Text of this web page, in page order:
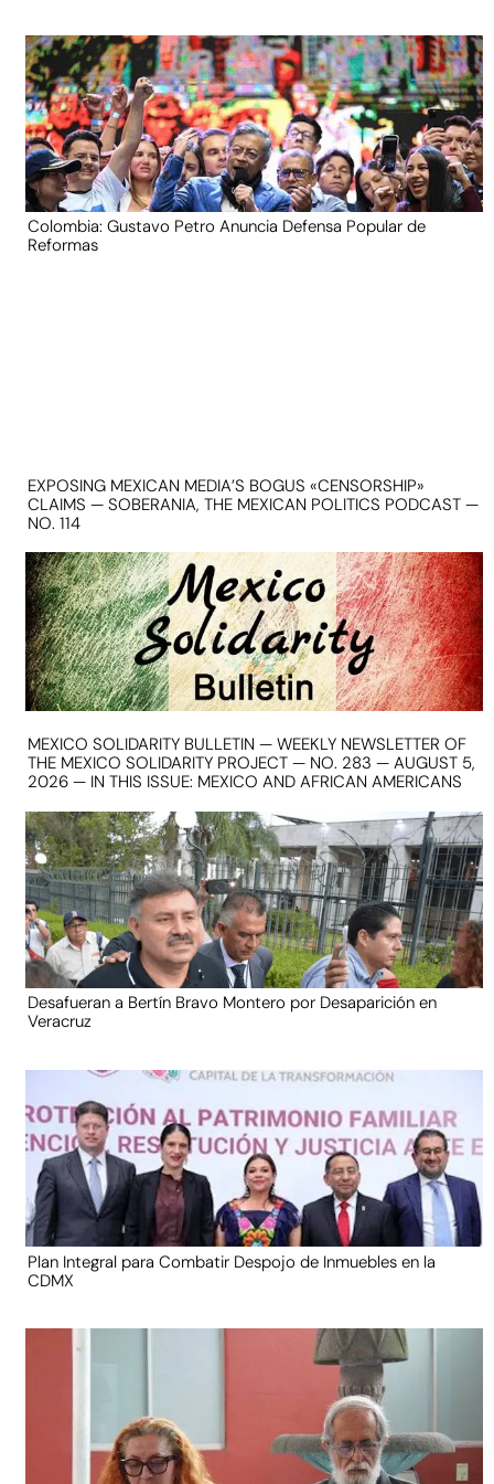
Colombia: Gustavo Petro Anuncia Defensa Popular de
Reformas
EXPOSING MEXICAN MEDIA’S BOGUS «CENSORSHIP»
CLAIMS — SOBERANIA, THE MEXICAN POLITICS PODCAST —
NO. 114
MEXICO SOLIDARITY BULLETIN — WEEKLY NEWSLETTER OF
THE MEXICO SOLIDARITY PROJECT — NO. 283 — AUGUST 5,
2026 — IN THIS ISSUE: MEXICO AND AFRICAN AMERICANS
Desafueran a Bertín Bravo Montero por Desaparición en
Veracruz
Plan Integral para Combatir Despojo de Inmuebles en la
CDMX